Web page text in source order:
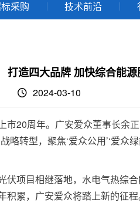
采购 技术前沿
打造四大品牌 加快综合能
2024-03-10
20周年。广安爱众董事长余
转型，聚焦‘爱众公用’‘爱众绿
项目相继落地，水电气热综合
累，广安爱众将踏上新的征程